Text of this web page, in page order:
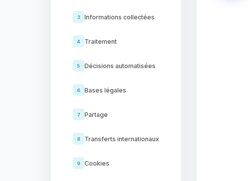
3 Informations collectées
4 Traitement
5 Décisions automatisées
6 Bases légales
7 Partage
8 Transferts internationaux
9 Cookies